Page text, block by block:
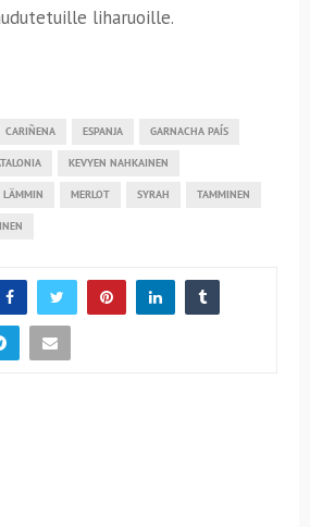
liharuoille.
CARIÑENA ESPANJA GARNACHA PAÍS
KEVYEN NAHKAINEN
LÄMMIN MERLOT SYRAH TAMMINEN